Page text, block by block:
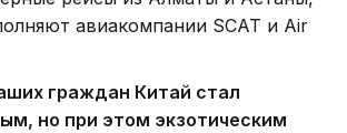
авиакомпании SCAT и Air
граждан Китай стал
но при этом экзотическим